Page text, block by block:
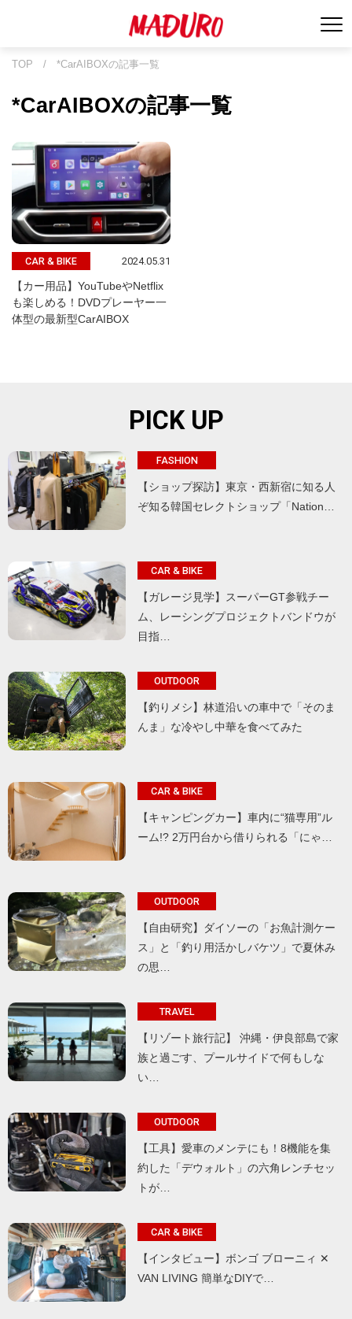
TOP / *CarAIBOXの記事一覧
*CarAIBOXの記事一覧
CAR & BIKE 2024.05.31
【カー用品】YouTubeやNetflix
も楽しめる！DVDプレーヤー一
体型の最新型CarAIBOX
PICK UP
FASHION
【ショップ探訪】東京・西新宿に知る人
ぞ知る韓国セレクトショップ「Nation…
CAR & BIKE
【ガレージ見学】スーパーGT参戦チー
ム、レーシングプロジェクトバンドウが
目指…
OUTDOOR
【釣りメシ】林道沿いの車中で「そのま
んま」な冷やし中華を食べてみた
CAR & BIKE
【キャンピングカー】車内に“猫専用”ル
ーム!? 2万円台から借りられる「にゃ…
OUTDOOR
【自由研究】ダイソーの「お魚計測ケー
ス」と「釣り用活かしバケツ」で夏休み
の思…
TRAVEL
【リゾート旅行記】 沖縄・伊良部島で家
族と過ごす、プールサイドで何もしな
い…
OUTDOOR
【工具】愛車のメンテにも！8機能を集
約した「デウォルト」の六角レンチセッ
トが…
CAR & BIKE
【インタビュー】ボンゴ ブローニィ ✕
VAN LIVING 簡単なDIYで…